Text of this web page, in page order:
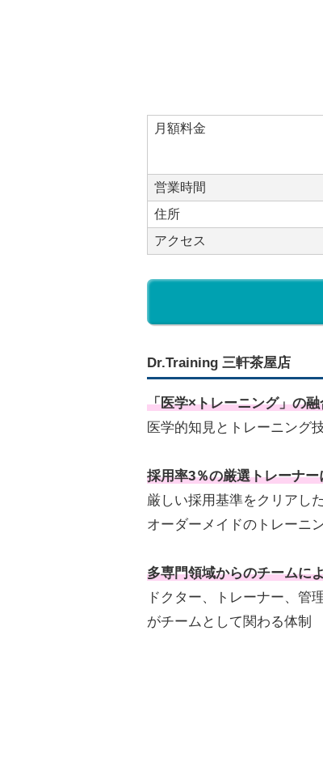
月額料金
営業時間
住所
アクセス
Dr.Training 三軒茶屋店
「医学×トレーニング」の
医学的知見とトレーニング
採用率3％の厳選トレーナ
厳しい採用基準をクリアし
オーダーメイドのトレーニ
多専門領域からのチームに
ドクター、トレーナー、管
がチームとして関わる体制